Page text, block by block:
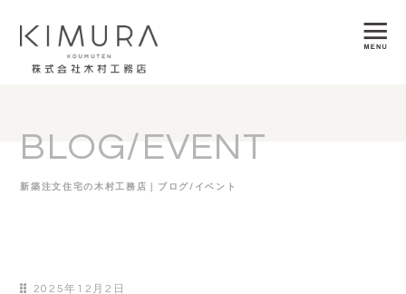
BLOG/EVENT
新築注文住宅の木村工務店｜ブログ/イベント
2025年12月2日